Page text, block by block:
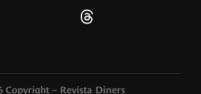
Copyright – Revista Diners